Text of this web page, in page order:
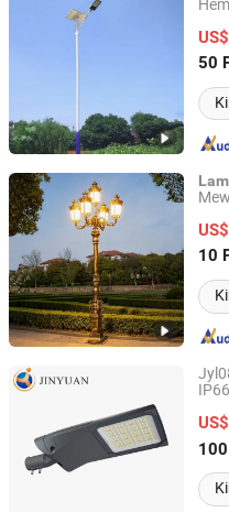
50
Yangzhou Xintong
10
Xi'an Lintong District
Technology Co., Ltd.
Shaanxi, China
Ningbo Stellar Technology
Zhejiang, China